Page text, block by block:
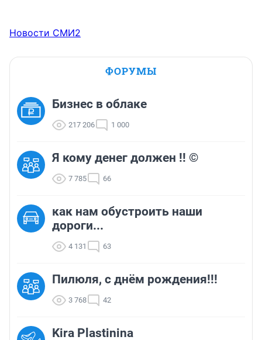
Новости СМИ2
ФОРУМЫ
Бизнес в облаке
217 206 1 000
Я кому денег должен !! ©
7 785 66
как нам обустроить наши
дороги...
4 131 63
Пилюля, с днём рождения!!!
3 768 42
Kira Plastinina